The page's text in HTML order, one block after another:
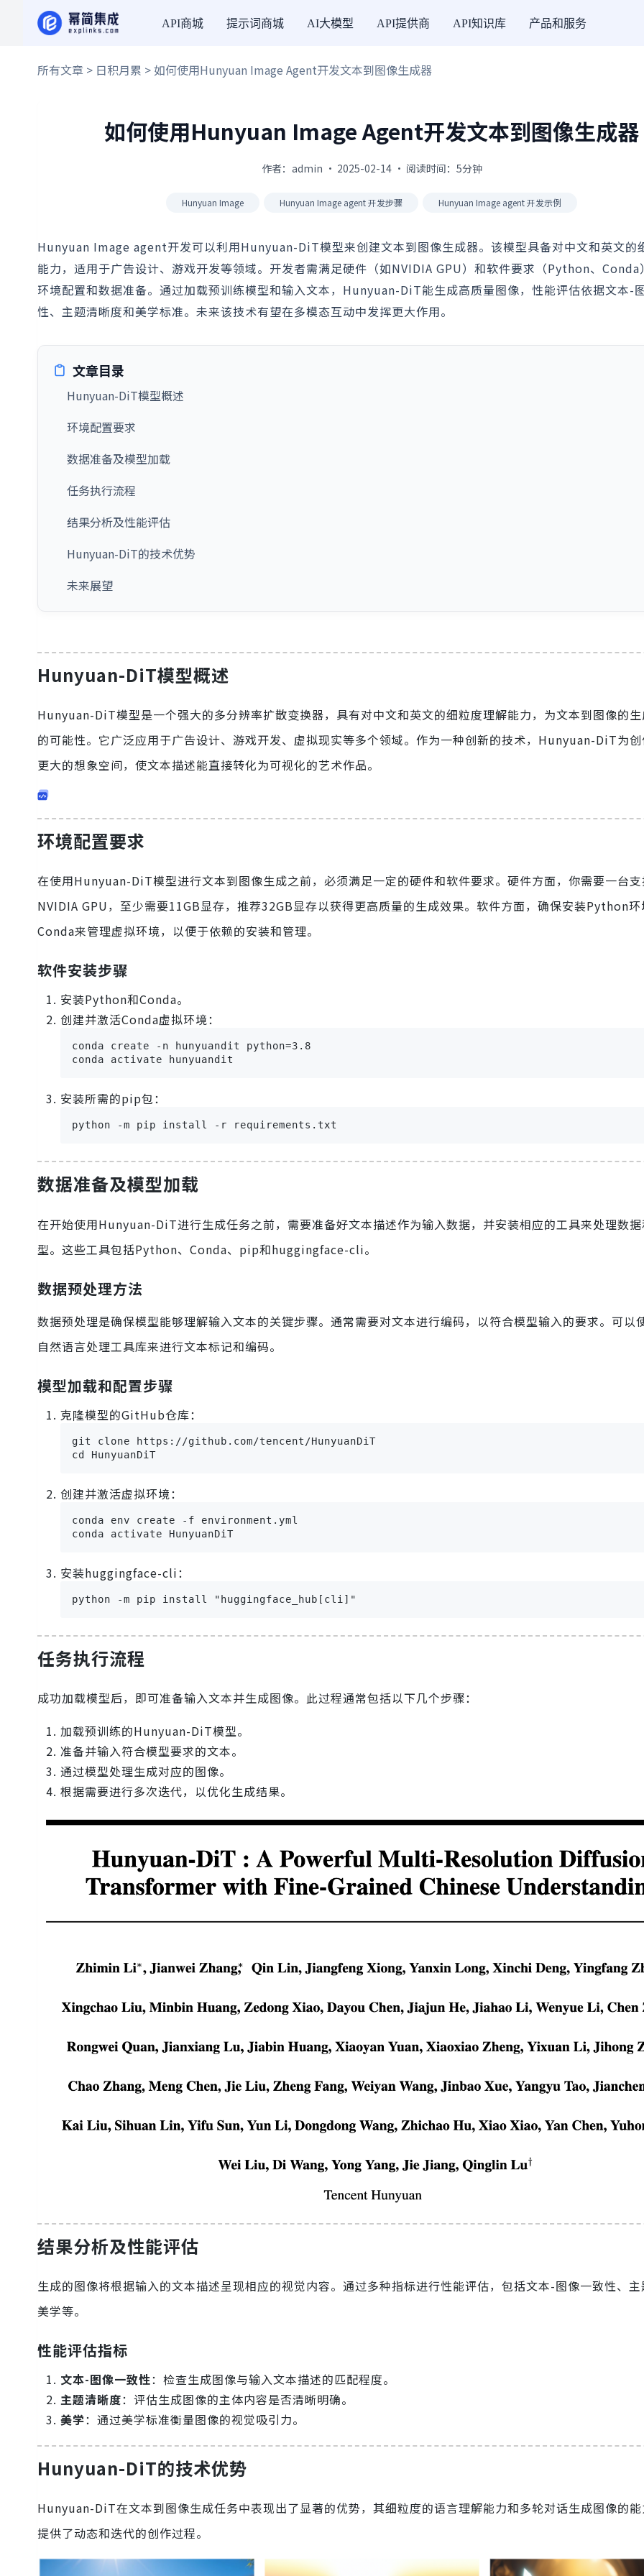
API商城 提示词商城 AI大模型 API提供商 API知识库 产品和服务
所有文章 > 日积月累 > 如何使用Hunyuan Image Agent开发文本到图像生成器
如何使用Hunyuan Image Agent开发文本到图像生成器
作者：admin · 2025-02-14 · 阅读时间：5分钟
Hunyuan Image Hunyuan Image agent 开发步骤 Hunyuan Image agent 开发示例
Hunyuan Image agent开发可以利用Hunyuan-DiT模型来创建文本到图像生成器。该模型具备对中文和英文的
能力，适用于广告设计、游戏开发等领域。开发者需满足硬件（如NVIDIA GPU）和软件要求（Python、Conda
环境配置和数据准备。通过加载预训练模型和输入文本，Hunyuan-DiT能生成高质量图像，性能评估依据文本-
性、主题清晰度和美学标准。未来该技术有望在多模态互动中发挥更大作用。
文章目录
Hunyuan-DiT模型概述
环境配置要求
数据准备及模型加载
任务执行流程
结果分析及性能评估
Hunyuan-DiT的技术优势
未来展望
Hunyuan-DiT模型概述
Hunyuan-DiT模型是一个强大的多分辨率扩散变换器，具有对中文和英文的细粒度理解能力，为文本到图像的
的可能性。它广泛应用于广告设计、游戏开发、虚拟现实等多个领域。作为一种创新的技术，Hunyuan-DiT为
更大的想象空间，使文本描述能直接转化为可视化的艺术作品。
环境配置要求
在使用Hunyuan-DiT模型进行文本到图像生成之前，必须满足一定的硬件和软件要求。硬件方面，你需要一台支
NVIDIA GPU，至少需要11GB显存，推荐32GB显存以获得更高质量的生成效果。软件方面，确保安装Python环
Conda来管理虚拟环境，以便于依赖的安装和管理。
软件安装步骤
安装Python和Conda。
创建并激活Conda虚拟环境：
conda create -n hunyuandit python=3.8
conda activate hunyuandit
安装所需的pip包：
python -m pip install -r requirements.txt
数据准备及模型加载
在开始使用Hunyuan-DiT进行生成任务之前，需要准备好文本描述作为输入数据，并安装相应的工具来处理数据
型。这些工具包括Python、Conda、pip和huggingface-cli。
数据预处理方法
数据预处理是确保模型能够理解输入文本的关键步骤。通常需要对文本进行编码，以符合模型输入的要求。可以
自然语言处理工具库来进行文本标记和编码。
模型加载和配置步骤
克隆模型的GitHub仓库：
git clone https://github.com/tencent/HunyuanDiT
cd HunyuanDiT
创建并激活虚拟环境：
conda env create -f environment.yml
conda activate HunyuanDiT
安装huggingface-cli：
python -m pip install "huggingface_hub[cli]"
任务执行流程
成功加载模型后，即可准备输入文本并生成图像。此过程通常包括以下几个步骤：
加载预训练的Hunyuan-DiT模型。
准备并输入符合模型要求的文本。
通过模型处理生成对应的图像。
根据需要进行多次迭代，以优化生成结果。
结果分析及性能评估
生成的图像将根据输入的文本描述呈现相应的视觉内容。通过多种指标进行性能评估，包括文本-图像一致性、
美学等。
性能评估指标
文本-图像一致性：检查生成图像与输入文本描述的匹配程度。
主题清晰度：评估生成图像的主体内容是否清晰明确。
美学：通过美学标准衡量图像的视觉吸引力。
Hunyuan-DiT的技术优势
Hunyuan-DiT在文本到图像生成任务中表现出了显著的优势，其细粒度的语言理解能力和多轮对话生成图像的能
提供了动态和迭代的创作过程。